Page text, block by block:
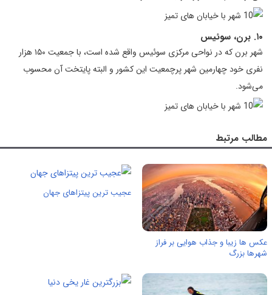
۱۰. برن، سوئیس
شهر برن که در نواحی مرکزی سوئیس واقع شده است، با جمعیت ۱۵۰ هزار
نفری خود چهارمین شهر پرچمعیت این کشور و البته پایتخت آن محسوب
می‌شود.
مطالب مرتبط
عکس ها زیبا و جذاب هوایی بر فراز
شهرها بزرگ
عجیب ترین پیتزاهای جهان